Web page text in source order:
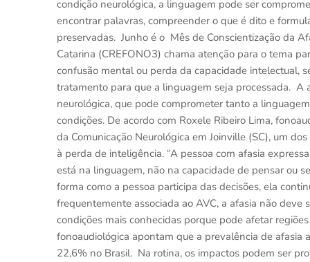
condição neurológica, a linguagem pode ser
encontrar palavras, compreender o que é dito e
preservadas. Junho é o Mês de Conscientização da
Catarina (CREFONO3) chama atenção para o tema
confusão mental ou perda da capacidade intelectual,
tratamento para que a linguagem seja processada.
neurológica, que pode comprometer tanto a
condições. De acordo com Roxele Ribeiro Lima,
da Comunicação Neurológica em Joinville (SC), um
à perda de inteligência. “A pessoa com afasia
está na linguagem, não na capacidade de pensar ou
forma como a pessoa participa das decisões, ela
frequentemente associada ao AVC, a afasia não deve
condições mais conhecidas porque pode afetar
fonoaudiológica apontam que a prevalência de
22,6% no Brasil. Na rotina, os impactos podem ser